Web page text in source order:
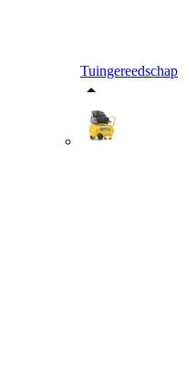
Tuingereedschap